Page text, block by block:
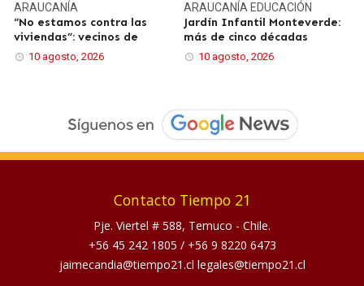
ARAUCANÍA
“No estamos contra las
viviendas”: vecinos de
10 agosto, 2026
ARAUCANÍA EDUCACIÓN
Jardín Infantil Monteverde:
más de cinco décadas
10 agosto, 2026
Contacto Tiempo 21
Pje. Viertel # 588, Temuco - Chile.
+56 45 242 1805 / +56 9 8220 6473
jaimecandia@tiempo21.cl legales@tiempo21.cl